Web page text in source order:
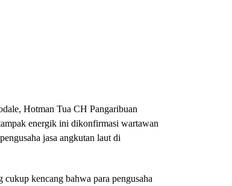
Hotman Tua CH Pangaribuan
energik ini dikonfirmasi wartawan
jasa angkutan laut di
kencang bahwa para pengusaha